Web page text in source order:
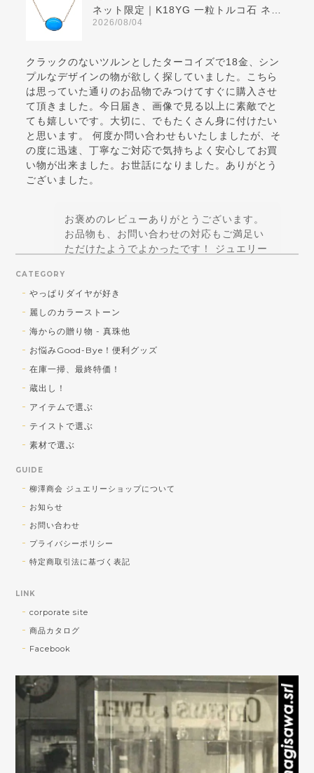
2026/08/04
クラックのないツルンとしたターコイズで18金、シン
プルなデザインの物が欲しく探していました。こちら
は思っていた通りのお品物でみつけてすぐに購入させ
て頂きました。今日届き、画像で見る以上に素敵でと
ても嬉しいです。大切に、でもたくさん身に付けたい
と思います。 何度か問い合わせもいたしましたが、そ
の度に迅速、丁寧なご対応で気持ちよく安心してお買
い物が出来ました。お世話になりました。ありがとう
ございました。
お褒めのレビューありがとうございます。
お品物も、お問い合わせの対応もご満足い
ただけたようでよかったです！ ジュエリー
しくなければ、というポリシーは正解！と
思えるコメントで嬉しいです！ 引き続きご
送料対策で購入しました！可愛かったです！
放出品ですが、楽しく使っていただけそう
れてくださいませ♪
した！大切に使います！
お気に召していただけたようでよかったで
す！ 私自身がオーダーしたら早く欲しいっ
っ!!と思ってしまうので、なるべく早い発
送を心がけております(^^)v 引き続きご贔
屓を賜りますよう宜しくお願い致します。
柳澤商会ジュエリーショップ
CATEGORY
やっぱりダイヤが好き
麗しのカラーストーン
海からの贈り物 - 真珠他
お悩みGood-Bye！便利グッズ
在庫一掃、最終特価！
蔵出し！
アイテムで選ぶ
テイストで選ぶ
素材で選ぶ
GUIDE
柳澤商会 ジュエリーショップについて
お知らせ
お問い合わせ
プライバシーポリシー
特定商取引法に基づく表記
LINK
corporate site
商品カタログ
Facebook